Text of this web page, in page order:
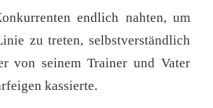
endlich nahten, um
zu treten, selbstverständlich
von seinem Trainer und Vater
kassierte.